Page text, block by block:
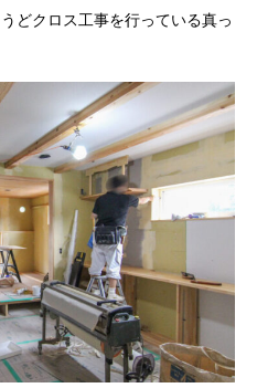
どクロス工事を行っている真っ